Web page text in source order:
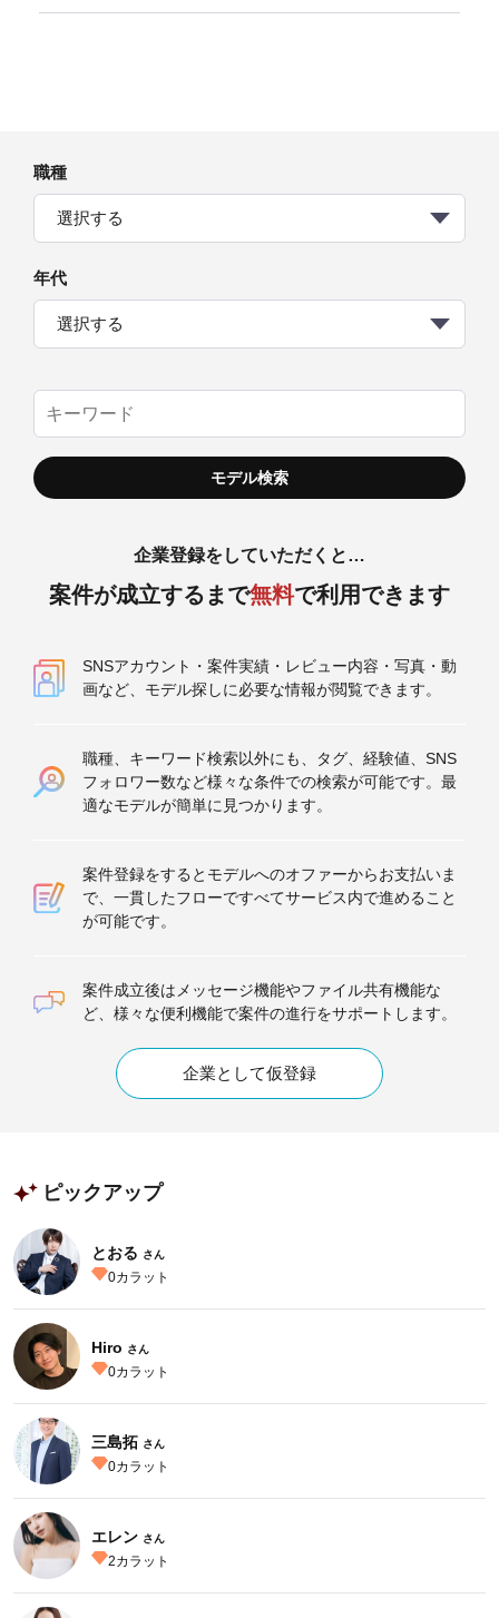
職種
選択する
年代
選択する
企業登録をしていただくと…
案件が成立するまで無料で利用できます
SNSアカウント・案件実績・レビュー内容・写真・動
画など、モデル探しに必要な情報が閲覧できます。
職種、キーワード検索以外にも、タグ、経験値、SNS
フォロワー数など様々な条件での検索が可能です。最
適なモデルが簡単に見つかります。
案件登録をするとモデルへのオファーからお支払いま
で、一貫したフローですべてサービス内で進めること
が可能です。
案件成立後はメッセージ機能やファイル共有機能な
ど、様々な便利機能で案件の進行をサポートします。
企業として仮登録
ピックアップ
とおる さん
0カラット
Hiro さん
0カラット
三島拓 さん
0カラット
エレン さん
2カラット